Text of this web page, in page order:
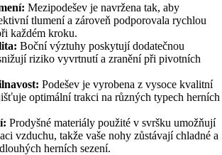
Mezipodešev je navržena tak, aby
tlumení a zároveň podporovala rychlou
každém kroku.
Boční výztuhy poskytují dodatečnou
riziko vyvrtnutí a zranění při pivotních
Podešev je vyrobena z vysoce kvalitní
optimální trakci na různých typech herních
Prodyšné materiály použité v svršku umožňují
vzduchu, takže vaše nohy zůstávají chladné a
herních sezení.